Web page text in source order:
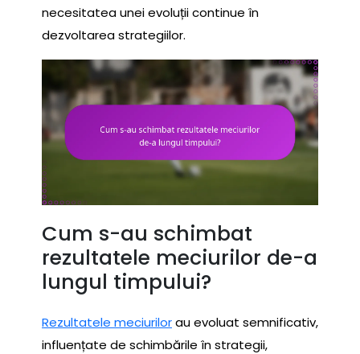
necesitatea unei evoluții continue în
dezvoltarea strategiilor.
Cum s-au schimbat
rezultatele meciurilor de-a
lungul timpului?
Rezultatele meciurilorau evoluat semnificativ,
influențate de schimbările în strategii,